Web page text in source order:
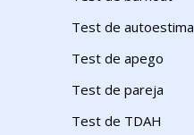
Test de autoestima
Test de apego
Test de pareja
Test de TDAH